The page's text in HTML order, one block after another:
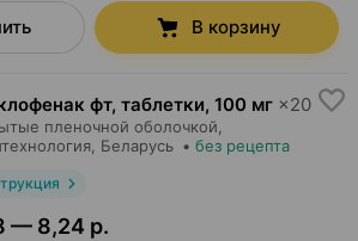
В корзину
фт, таблетки, 100 мг ×20
пленочной оболочкой,
, Беларусь • без рецепта
— 8,24 р.